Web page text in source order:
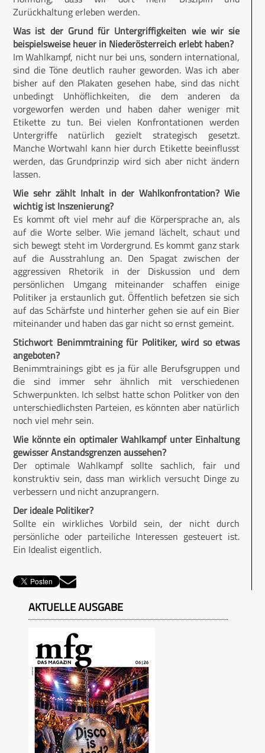
Zurückhaltung erleben werden.
Was ist der Grund für Untergriffigkeiten wie wir sie
beispielsweise heuer in Niederösterreich erlebt haben?
Im Wahlkampf, nicht nur bei uns, sondern international,
sind die Töne deutlich rauher geworden. Was ich aber
bisher auf den Plakaten gesehen habe, sind das nicht
unbedingt Unhöflichkeiten, die dem anderen da
vorgeworfen werden und haben daher weniger mit
Etikette zu tun. Bei vielen Konfrontationen werden
Untergriffe natürlich gezielt strategisch gesetzt.
Manche Wortwahl kann hier durch Etikette beeinflusst
werden, das Grundprinzip wird sich aber nicht ändern
lassen.
Wie sehr zählt Inhalt in der Wahlkonfrontation? Wie
wichtig ist Inszenierung?
Es kommt oft viel mehr auf die Körpersprache an, als
auf die Worte selber. Wie jemand lächelt, schaut und
sich bewegt steht im Vordergrund. Es kommt ganz stark
auf die Ausstrahlung an. Den Spagat zwischen der
aggressiven Rhetorik in der Diskussion und dem
persönlichen Umgang miteinander schaffen einige
Politiker ja erstaunlich gut. Öffentlich befetzen sie sich
auf das Schärfste und hinterher gehen sie auf ein Bier
miteinander und haben das gar nicht so ernst gemeint.
Stichwort Benimmtraining für Politiker, wird so etwas
angeboten?
Benimmtrainings gibt es ja für alle Berufsgruppen und
die sind immer sehr ähnlich mit verschiedenen
Schwerpunkten. Ich selbst hatte schon Politker von den
unterschiedlichsten Parteien, es könnten aber natürlich
noch viel mehr sein.
Wie könnte ein optimaler Wahlkampf unter Einhaltung
gewisser Anstandsgrenzen aussehen?
Der optimale Wahlkampf sollte sachlich, fair und
konstruktiv sein, dass man wirklich versucht Dinge zu
verbessern und nicht anzuprangern.
Der ideale Politiker?
Sollte ein wirkliches Vorbild sein, der nicht durch
persönliche oder parteiliche Interessen gesteuert ist.
Ein Idealist eigentlich.
AKTUELLE AUSGABE